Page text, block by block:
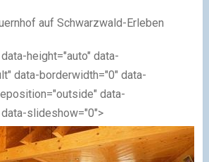
auf Schwarzwald-Erleben
height="auto" data-
data-borderwidth="0" data-
data-
slideshow="0">